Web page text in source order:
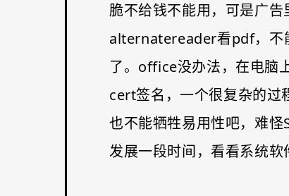
脆不给钱不能用，可是广
alternatereader看pdf，不
了。office没办法，在电脑
cert签名，一个很复杂的过
也不能牺牲易用性吧，难
发展一段时间，看看系统软